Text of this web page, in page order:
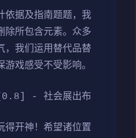
依据及指南题题，我
除所包含元素。众多
，我们运用替代品替
戏感受不受影响。
[0.8] - 社会展出布
得开神！希望诸位置